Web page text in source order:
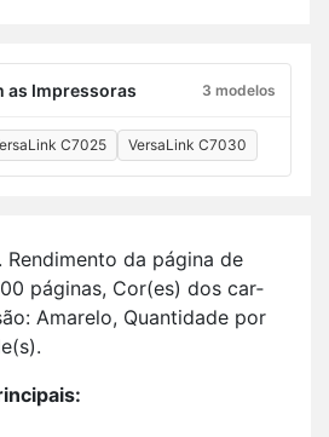
as Impressoras 3 modelos
C7025 VersaLink C7030
Ren­di­mento da pá­gina de
pá­ginas, Cor(es) dos car­
Ama­relo, Quan­ti­dade por